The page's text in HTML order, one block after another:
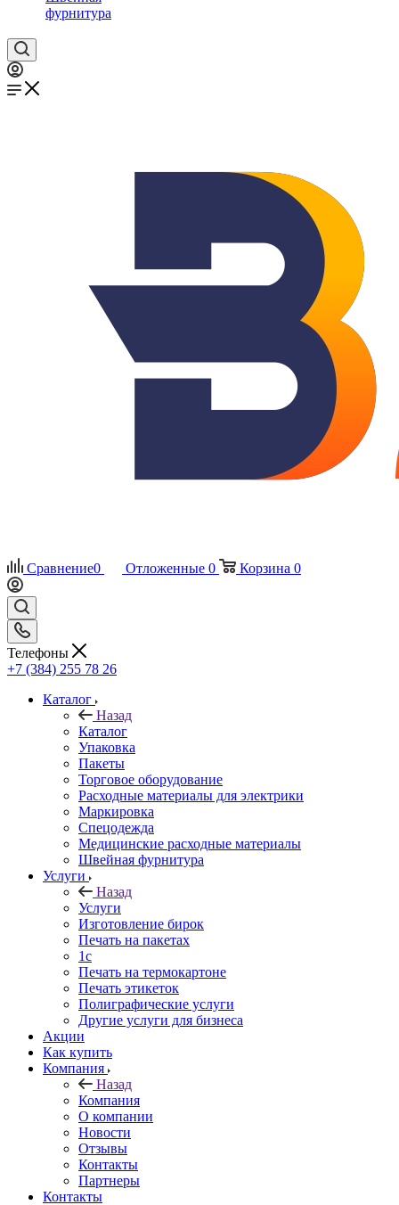
фурнитура
Сравнение0 Отложенные 0 Корзина 0
Телефоны
+7 (384) 255 78 26
Каталог
Назад
Каталог
Упаковка
Пакеты
Торговое оборудование
Расходные материалы для электрики
Маркировка
Спецодежда
Медицинские расходные материалы
Швейная фурнитура
Услуги
Назад
Услуги
Изготовление бирок
Печать на пакетах
1c
Печать на термокартоне
Печать этикеток
Полиграфические услуги
Другие услуги для бизнеса
Акции
Как купить
Компания
Назад
Компания
О компании
Новости
Отзывы
Контакты
Партнеры
Контакты